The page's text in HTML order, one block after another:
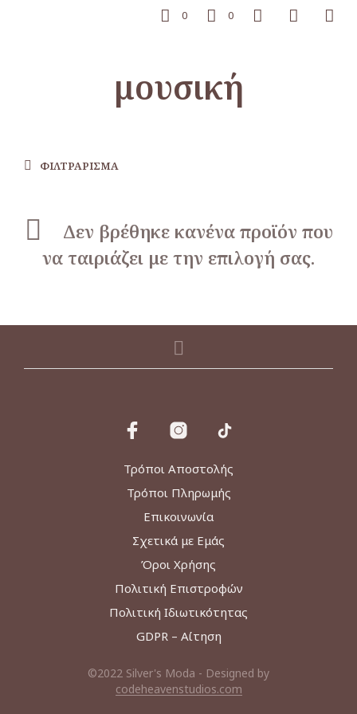
0 0
μουσική
ΦΙΛΤΡΆΡΙΣΜΑ
Δεν βρέθηκε κανένα προϊόν που
να ταιριάζει με την επιλογή σας.
Τρόποι Αποστολής
Τρόποι Πληρωμής
Επικοινωνία
Σχετικά με Εμάς
Όροι Χρήσης
Πολιτική Επιστροφών
Πολιτική Ιδιωτικότητας
GDPR – Αίτηση
©2022 Silver's Moda - Designed by
codeheavenstudios.com